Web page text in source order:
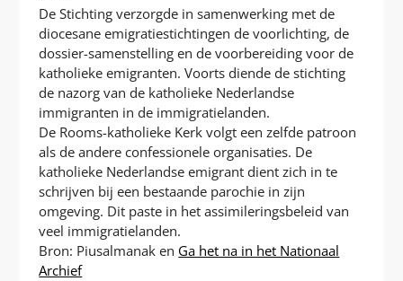
De Stichting verzorgde in samenwerking met de
diocesane emigratiestichtingen de voorlichting, de
dossier-samenstelling en de voorbereiding voor de
katholieke emigranten. Voorts diende de stichting
de nazorg van de katholieke Nederlandse
immigranten in de immigratielanden.
De Rooms-katholieke Kerk volgt een zelfde patroon
als de andere confessionele organisaties. De
katholieke Nederlandse emigrant dient zich in te
schrijven bij een bestaande parochie in zijn
omgeving. Dit paste in het assimileringsbeleid van
veel immigratielanden.
Bron: Piusalmanak en Ga het na in het Nationaal
Archief